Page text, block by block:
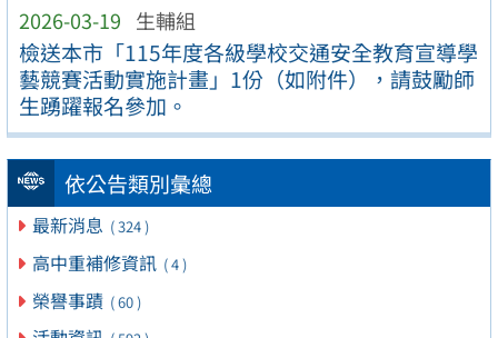
2026-03-19 生輔組
檢送本市「115年度各級學校交通安全教育宣導學
藝競賽活動實施計畫」1份（如附件），請鼓勵師
生踴躍報名參加。
依公告類別彙總
最新消息 ( 324 )
高中重補修資訊 ( 4 )
榮譽事蹟 ( 60 )